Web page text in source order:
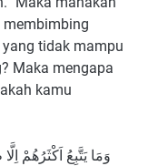
membimbing
tidak mampu
Maka mengapa
kamu
وَمَا يَتَّبِعُ اَكْثَرُهُمْ